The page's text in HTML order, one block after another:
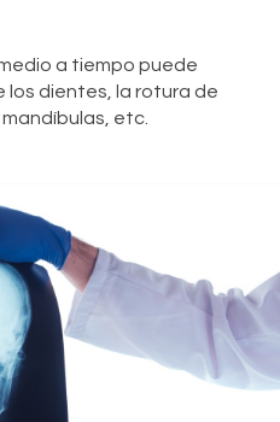
a tiempo puede
los dientes, la rotura de
etc.